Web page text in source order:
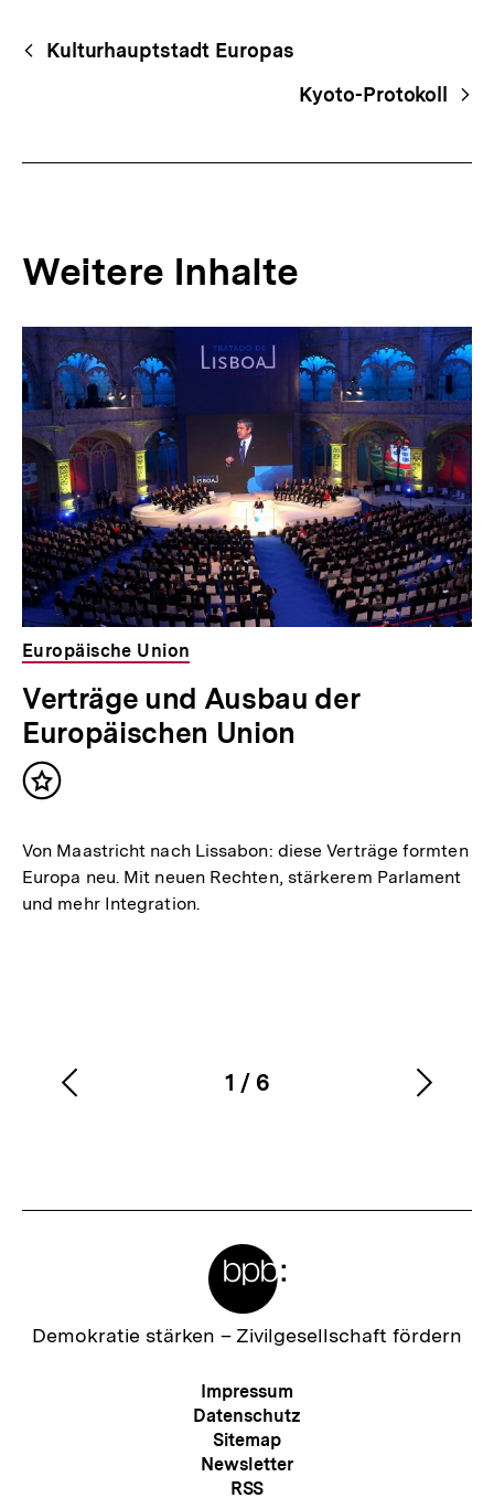
Begriffsnavigation
Content-
Navigation
Kulturhauptstadt Europas
Kyoto-Protokoll
Weitere Inhalte
Inhaltskarousell
für
weitere
Inhalte
Inhaltskarussell
überspringen
Europäische Union
Verträge und Ausbau der
Europäischen Union
Inhalt
Von Maastricht nach Lissabon: diese Verträge formten
Europa neu. Mit neuen Rechten, stärkerem Parlament
und mehr Integration.
Karussellinhalt
1
von
/ 6
Vorherigen
Zur
Demokratie stärken – Zivilgesellschaft fördern
Meta-
Navigation
Impressum
Datenschutz
Sitemap
Newsletter
RSS